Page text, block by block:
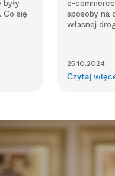
Co się
e-
sposoby na
własnej
25.10.2024
Czytaj